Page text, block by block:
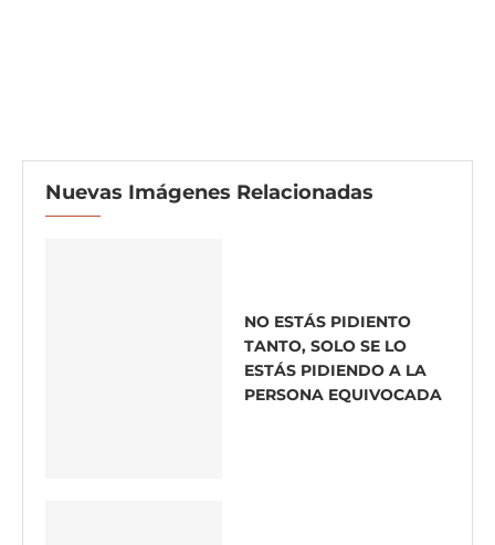
Nuevas Imágenes Relacionadas
NO ESTÁS PIDIENTO
TANTO, SOLO SE LO
ESTÁS PIDIENDO A LA
PERSONA EQUIVOCADA